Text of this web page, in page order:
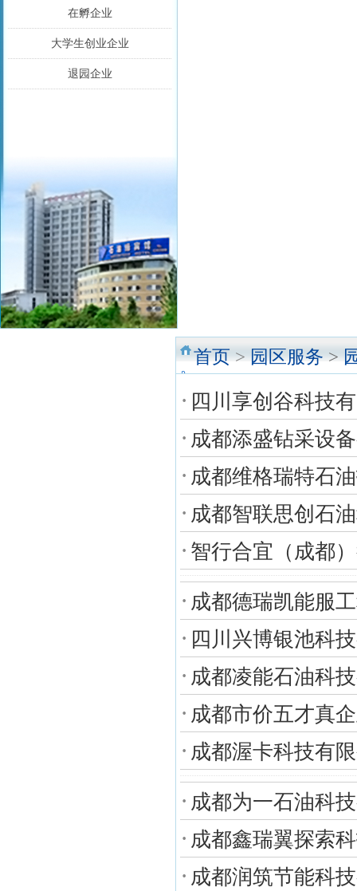
在孵企业
大学生创业企业
退园企业
首页>园区服务>
· 四川享创谷科技
· 成都添盛钻采设
· 成都维格瑞特石
· 成都智联思创石
· 智行合宜（成都
· 成都德瑞凯能服
· 四川兴博银池科
· 成都凌能石油科
· 成都市价五才真
· 成都渥卡科技有
· 成都为一石油科
· 成都鑫瑞翼探索
· 成都润筑节能科